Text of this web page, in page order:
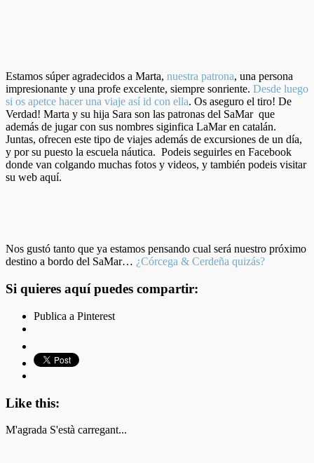
Estamos súper agradecidos a Marta, nuestra patrona, una persona
impresionante y una profe excelente, siempre sonriente. Desde luego
si os apetce hacer una viaje así id con ella. Os aseguro el tiro! De
Verdad! Marta y su hija Sara son las patronas del SaMar que
además de jugar con sus nombres siginfica LaMar en catalán.
Juntas, ofrecen este tipo de viajes además de excursiones de un día,
y por su puesto la escuela náutica. Podeis seguirles en Facebook
donde van colgando muchas fotos y videos, y también podeis visitar
su web aquí.
Nos gustó tanto que ya estamos pensando cual será nuestro próximo
destino a bordo del SaMar… ¿Córcega & Cerdeña quizás?
Si quieres aquí puedes compartir:
Publica a Pinterest
Like this:
M'agrada S'està carregant...